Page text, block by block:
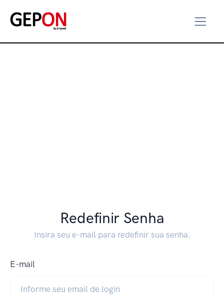
Redefinir Senha
Insira seu e-mail para redefinir sua senha.
E-mail